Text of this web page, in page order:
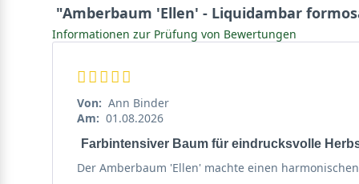
Das handförmig, zumeist dreilappige Blatt hat einen
eine Breite von bis zu 15 cm. Im Gegensatz zu
aussehen.
Amberbaum ’Ellen‘ leuchtet mit famoser Herbstfärbung
Die Selektion ’Ellen‘ zaubert im Herbst ein
leuchtet in einem intensiven, lilaroten Farbton und
"Amberbaum 'Ellen' - Liquidambar
Informationen zur Prüfung von Bewertungen
Von: Ann Binder
Am: 01.08.2026
Farbintensiver Baum für eindrucksvolle
Der Amberbaum 'Ellen' machte einen